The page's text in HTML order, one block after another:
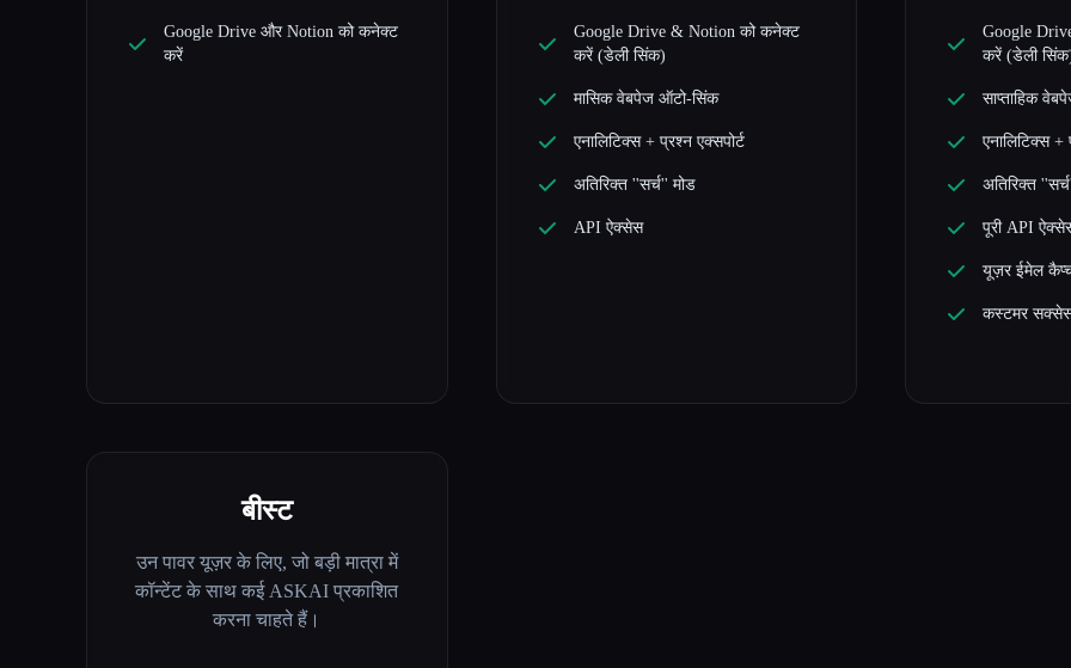
Google Drive और Notion को कनेक्ट
करें
Google Drive & Notion को कनेक्ट
करें (डेली सिंक)
मासिक वेबपेज ऑटो-सिंक
एनालिटिक्स + प्रश्न एक्सपोर्ट
अतिरिक्त ''सर्च'' मोड
API ऐक्सेस
Google
करें (डेली
साप्ताहिक
एनालिटिक्स +
अतिरिक्त
पूरी API
यूज़र ईमेल
कस्टमर
बीस्ट
उन पावर यूज़र के लिए, जो बड़ी मात्रा में
कॉन्टेंट के साथ कई ASKAI प्रकाशित
करना चाहते हैं।